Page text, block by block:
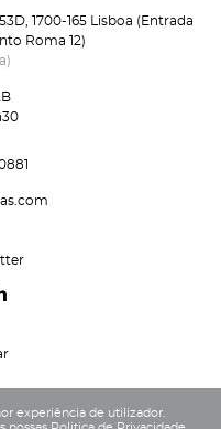
1700-165 Lisboa (Entrada
Roma 12)
experiência de utilizador.